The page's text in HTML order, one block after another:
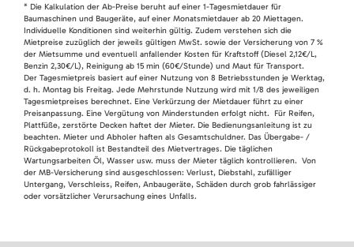
* Die Kalkulation der Ab-Preise beruht auf einer 1-Tagesmietdauer für
Baumaschinen und Baugeräte, auf einer Monatsmietdauer ab 20 Miettagen.
Individuelle Konditionen sind weiterhin gültig. Zudem verstehen sich die
Mietpreise zuzüglich der jeweils gültigen MwSt. sowie der Versicherung von 7 %
der Mietsumme und eventuell anfallender Kosten für Kraftstoff (Diesel 2,12€/L,
Benzin 2,30€/L), Reinigung ab 15 min (60€/Stunde) und Maut für Transport.
Der Tagesmietpreis basiert auf einer Nutzung von 8 Betriebsstunden je Werktag,
d. h. Montag bis Freitag. Jede Mehrstunde Nutzung wird mit 1/8 des jeweiligen
Tagesmietpreises berechnet. Eine Verkürzung der Mietdauer führt zu einer
Preisanpassung. Eine Vergütung von Minderstunden erfolgt nicht. Für Reifen,
Plattfüße, zerstörte Decken haftet der Mieter. Die Bedienungsanleitung ist zu
beachten. Mieter und Abholer haften als Gesamtschuldner. Das Übergabe- /
Rückgabeprotokoll ist Bestandteil des Mietvertrages. Die täglichen
Wartungsarbeiten Öl, Wasser usw. muss der Mieter täglich kontrollieren. Von
der MB-Versicherung sind ausgeschlossen: Verlust, Diebstahl, zufälliger
Untergang, Verschleiss, Reifen, Anbaugeräte, Schäden durch grob fahrlässiger
oder vorsätzlicher Verursachung eines Unfalls.